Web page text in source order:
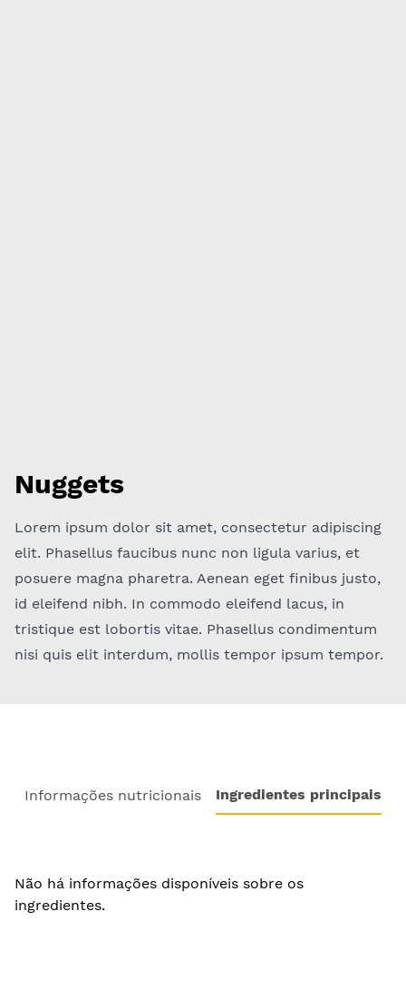
Nuggets
Lorem ipsum dolor sit amet, consectetur adipiscing
elit. Phasellus faucibus nunc non ligula varius, et
posuere magna pharetra. Aenean eget finibus justo,
id eleifend nibh. In commodo eleifend lacus, in
tristique est lobortis vitae. Phasellus condimentum
nisi quis elit interdum, mollis tempor ipsum tempor.
Informações nutricionais Ingredientes principais
Não há informações disponíveis sobre os
ingredientes.